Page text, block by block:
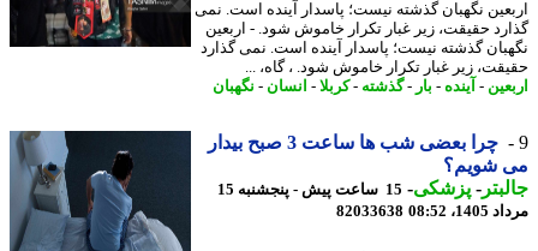
نگهبان گذشته نیست؛ پاسدار آینده است. نمی
حقیقت، زیر غبار تکرار خاموش شود. - اربعین
گذشته نیست؛ پاسدار آینده است. نمی گذارد
زیر غبار تکرار خاموش شود. ، گاه، ...
-آینده -بار - گذشته-کربلا- انسان-نگهبان
چرا بعضی شب ها ساعت 3 صبح بیدار
شویم؟
-پزشکی-
15 ساعت پیش - پنجشنبه 15
08:52
82033638